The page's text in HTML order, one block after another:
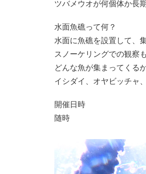
ツバメウオが何個体か長
水面魚礁って何？
水面に魚礁を設置して、
スノーケリングでの観察も
どんな魚が集まってくる
イシダイ、オヤビッチャ
開催日時
随時